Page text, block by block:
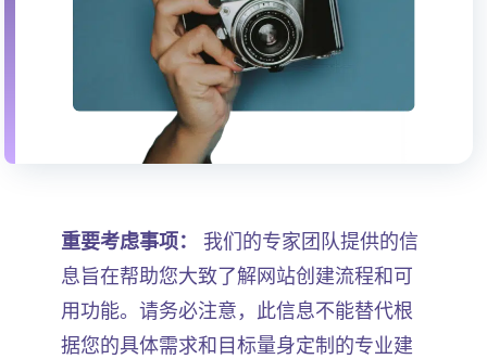
重要考虑事项：
我们的专家团队提供的信
息旨在帮助您大致了解网站创建流程和可
用功能。请务必注意，此信息不能替代根
据您的具体需求和目标量身定制的专业建